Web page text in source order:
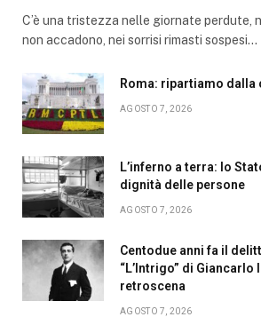
C’è una tristezza nelle giornate perdute,
non accadono, nei sorrisi rimasti sospesi…
Roma: ripartiamo dalla
AGOSTO 7, 2026
L’inferno a terra: lo
dignità delle persone
AGOSTO 7, 2026
Centodue anni fa il
“L’Intrigo” di Giancarlo
retroscena
AGOSTO 7, 2026